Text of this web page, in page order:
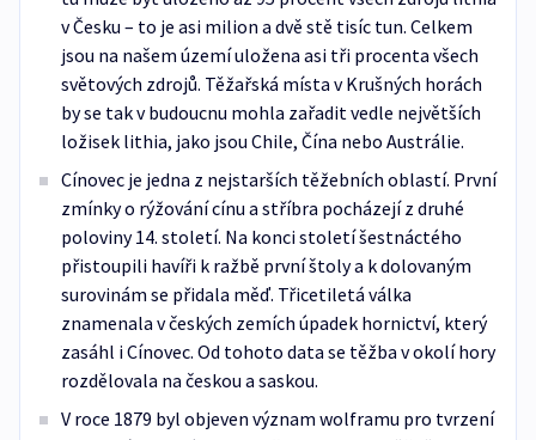
v Česku – to je asi milion a dvě stě tisíc tun. Celkem
jsou na našem území uložena asi tři procenta všech
světových zdrojů. Těžařská místa v Krušných horách
by se tak v budoucnu mohla zařadit vedle největších
ložisek lithia, jako jsou Chile, Čína nebo Austrálie.
Cínovec je jedna z nejstarších těžebních oblastí. První
zmínky o rýžování cínu a stříbra pocházejí z druhé
poloviny 14. století. Na konci století šestnáctého
přistoupili havíři k ražbě první štoly a k dolovaným
surovinám se přidala měď. Třicetiletá válka
znamenala v českých zemích úpadek hornictví, který
zasáhl i Cínovec. Od tohoto data se těžba v okolí hory
rozdělovala na českou a saskou.
V roce 1879 byl objeven význam wolframu pro tvrzení